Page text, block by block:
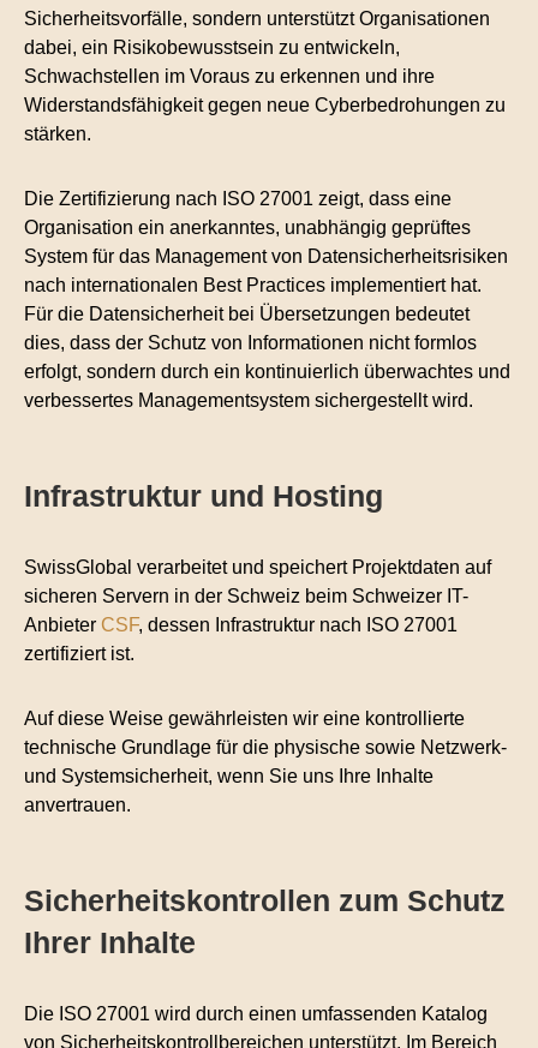
Sicherheitsvorfälle, sondern unterstützt Organisationen
dabei, ein Risikobewusstsein zu entwickeln,
Schwachstellen im Voraus zu erkennen und ihre
Widerstandsfähigkeit gegen neue Cyberbedrohungen zu
stärken.
Die Zertifizierung nach ISO 27001 zeigt, dass eine
Organisation ein anerkanntes, unabhängig geprüftes
System für das Management von Datensicherheitsrisiken
nach internationalen Best Practices implementiert hat.
Für die Datensicherheit bei Übersetzungen bedeutet
dies, dass der Schutz von Informationen nicht formlos
erfolgt, sondern durch ein kontinuierlich überwachtes und
verbessertes Managementsystem sichergestellt wird.
Infrastruktur und Hosting
SwissGlobal verarbeitet und speichert Projektdaten auf
sicheren Servern in der Schweiz beim Schweizer IT-
Anbieter CSF, dessen Infrastruktur nach ISO 27001
zertifiziert ist.
Auf diese Weise gewährleisten wir eine kontrollierte
technische Grundlage für die physische sowie Netzwerk-
und Systemsicherheit, wenn Sie uns Ihre Inhalte
anvertrauen.
Sicherheitskontrollen zum Schutz
Ihrer Inhalte
Die ISO 27001 wird durch einen umfassenden Katalog
von Sicherheitskontrollbereichen unterstützt. Im Bereich